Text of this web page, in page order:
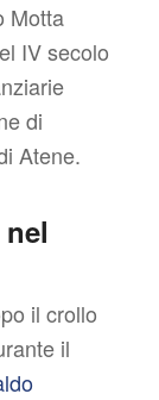
Motta
IV secolo
di
Atene.
il crollo
il